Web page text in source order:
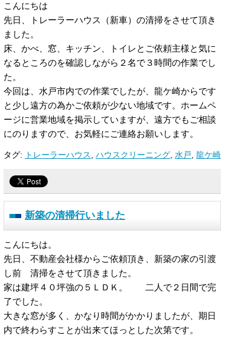
こんにちは
先日、トレーラーハウス（新車）の清掃をさせて頂き
ました。
床、かべ、窓、キッチン、トイレとご依頼主様と気に
なるところのを確認しながら２名で３時間の作業でし
た。
今回は、水戸市内での作業でしたが、龍ケ崎からです
と少し遠方の為かご依頼が少ない地域です。ホームペ
ージに営業地域を掲示していますが、遠方でもご相談
にのりますので、お気軽にご連絡お願いします。
タグ: トレーラーハウス ハウスクリーニング 水戸 龍ケ崎
新築の清掃行いました
こんにちは。
先日、不動産会社様からご依頼頂き、新築の家の引渡
し前 清掃をさせて頂きました。
家は建坪４０坪強の５ＬＤＫ。 二人で２日間で完
了でした。
大きな窓が多く、かなり時間がかかりましたが、期日
内で終わらすことが出来てほっとした次第です。